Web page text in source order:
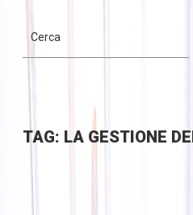
TAG: LA GESTIONE